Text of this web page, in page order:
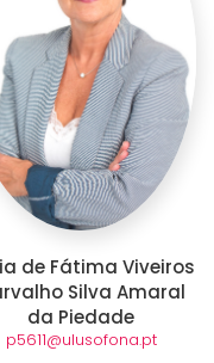
de Fátima Viveiros
Silva Amaral
da Piedade
p5611@ulusofona.pt